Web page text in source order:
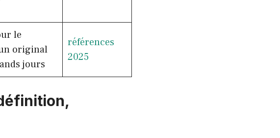
le
original
jours
références
2025